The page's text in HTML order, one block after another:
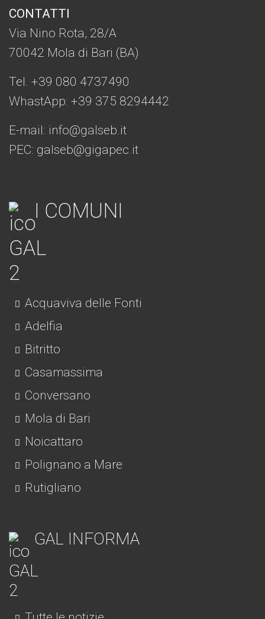
CONTATTI
Via Nino Rota, 28/A
70042 Mola di Bari (BA)
Tel. +39 080 4737490
WhastApp: +39 375 8294442
E-mail: info@galseb.it
PEC: galseb@gigapec.it
I COMUNI
Acquaviva delle Fonti
Adelfia
Bitritto
Casamassima
Conversano
Mola di Bari
Noicattaro
Polignano a Mare
Rutigliano
GAL INFORMA